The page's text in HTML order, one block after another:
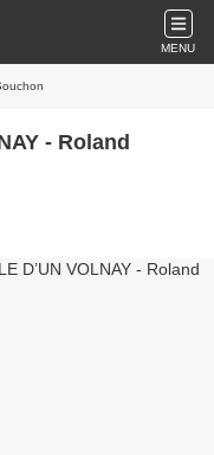
MENU
- Roland